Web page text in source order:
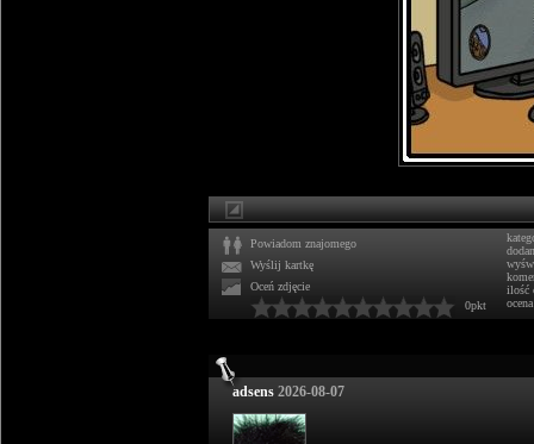
Powiadom znajomego
Wyślij kartkę
Oceń zdjęcie
0pkt
ilość
ocena
adsens 2026-08-07